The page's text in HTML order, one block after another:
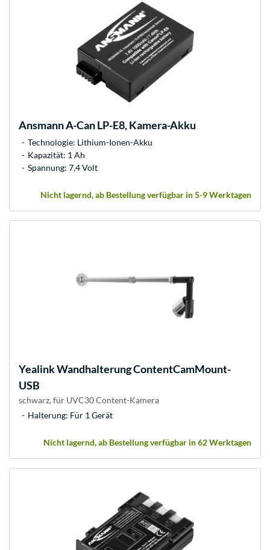
AnsmannA-Can LP-E8, Kamera-Akku
Technologie: Lithium-Ionen-Akku
Kapazität: 1 Ah
Spannung: 7,4 Volt
Nicht lagernd, ab Bestellung verfügbar in 5-9 Werktagen
YealinkWandhalterung ContentCamMount-
USB
schwarz, für UVC30 Content-Kamera
Halterung: Für 1 Gerät
Nicht lagernd, ab Bestellung verfügbar in 62 Werktagen